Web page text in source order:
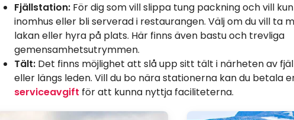
Fjällstation: För dig som vill slippa tung packning och vill
inomhus eller bli serverad i restaurangen. Välj om du vill ta
lakan eller hyra på plats. Här finns även bastu och trevliga
gemensamhetsutrymmen.
Tält: Det finns möjlighet att slå upp sitt tält i närheten av
eller längs leden. Vill du bo nära stationerna kan du betala
serviceavgift för att kunna nyttja faciliteterna.